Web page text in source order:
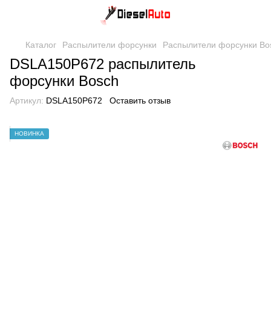
Каталог Распылители форсунки Распылители форсунки
DSLA150P672 распылитель
форсунки Bosch
Артикул: DSLA150P672 Оставить отзыв
НОВИНКА